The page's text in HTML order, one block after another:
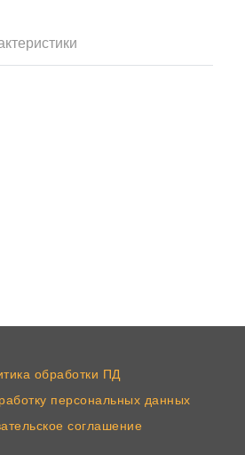
обработки ПД
персональных данных
соглашение